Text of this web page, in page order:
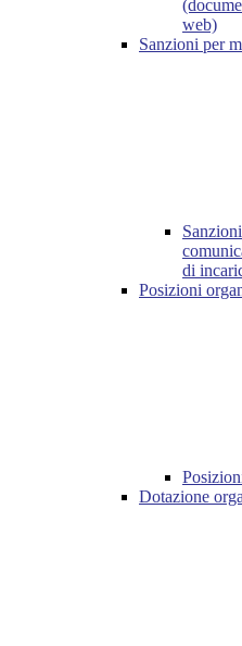
web)
Sanzioni per
di
Posizioni
Dotazione